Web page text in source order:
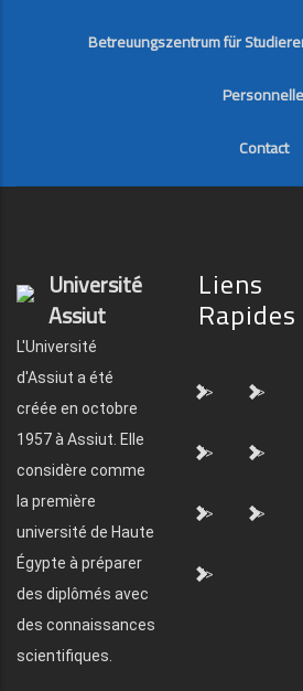
Betreuungszentrum für
Personnelle
Contact
Université
Assiut
L'Université
d'Assiut a été
créée en octobre
1957 à Assiut. Elle
considère comme
la première
université de Haute
Égypte à préparer
des diplômés avec
des connaissances
scientifiques.
Liens
Rapides
"> ">
"> ">
"> ">
">